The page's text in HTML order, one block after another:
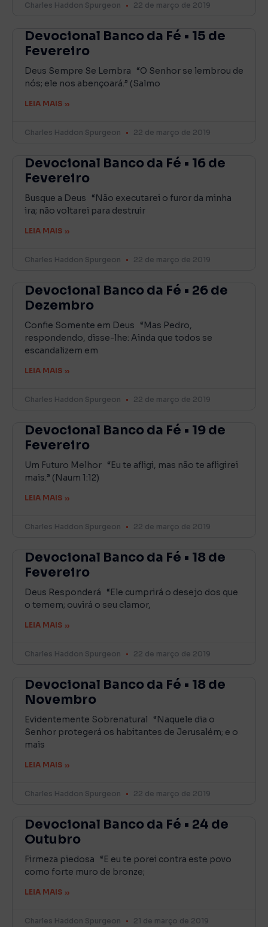
Charles Haddon Spurgeon 22 de março de 2019
Devocional Banco da Fé • 15 de
Fevereiro
Deus Sempre Se Lembra “O Senhor se lembrou de
nós; ele nos abençoará.” (Salmo
LEIA MAIS »
Charles Haddon Spurgeon 22 de março de 2019
Devocional Banco da Fé • 16 de
Fevereiro
Busque a Deus “Não executarei o furor da minha
ira; não voltarei para destruir
LEIA MAIS »
Charles Haddon Spurgeon 22 de março de 2019
Devocional Banco da Fé • 26 de
Dezembro
Confie Somente em Deus “Mas Pedro,
respondendo, disse-lhe: Ainda que todos se
escandalizem em
LEIA MAIS »
Charles Haddon Spurgeon 22 de março de 2019
Devocional Banco da Fé • 19 de
Fevereiro
Um Futuro Melhor “Eu te afligi, mas não te afligirei
mais.” (Naum 1:12)
LEIA MAIS »
Charles Haddon Spurgeon 22 de março de 2019
Devocional Banco da Fé • 18 de
Fevereiro
Deus Responderá “Ele cumprirá o desejo dos que
o temem; ouvirá o seu clamor,
LEIA MAIS »
Charles Haddon Spurgeon 22 de março de 2019
Devocional Banco da Fé • 18 de
Novembro
Evidentemente Sobrenatural “Naquele dia o
Senhor protegerá os habitantes de Jerusalém; e o
mais
LEIA MAIS »
Charles Haddon Spurgeon 22 de março de 2019
Devocional Banco da Fé • 24 de
Outubro
Firmeza piedosa “E eu te porei contra este povo
como forte muro de bronze;
LEIA MAIS »
Charles Haddon Spurgeon 21 de março de 2019